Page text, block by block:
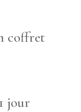
coffret
jour